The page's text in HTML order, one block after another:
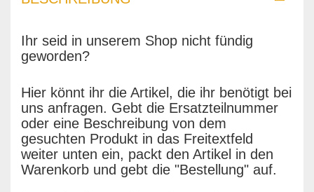
Ihr seid in unserem Shop nicht fündig
geworden?
Hier könnt ihr die Artikel, die ihr benötigt bei
uns anfragen. Gebt die Ersatzteilnummer
oder eine Beschreibung von dem
gesuchten Produkt in das Freitextfeld
weiter unten ein, packt den Artikel in den
Warenkorb und gebt die "Bestellung" auf.